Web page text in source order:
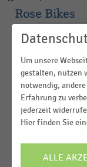
Rose Bikes
Rose Bikes ist ein
Sitz in Bocholt
Um unsere
gestalten, nutzen
notwendig,
Erfahrung zu
jederzeit
Hier finden Sie
ALLE